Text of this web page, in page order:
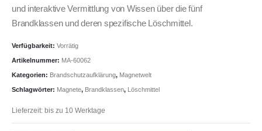
und interaktive Vermittlung von Wissen über die fünf
Brandklassen und deren spezifische Löschmittel.
Verfügbarkeit: Vorrätig
Artikelnummer: MA-60062
Kategorien: Brandschutzaufklärung, Magnetwelt
Schlagwörter: Magnete, Brandklassen, Löschmittel
Lieferzeit: bis zu 10 Werktage